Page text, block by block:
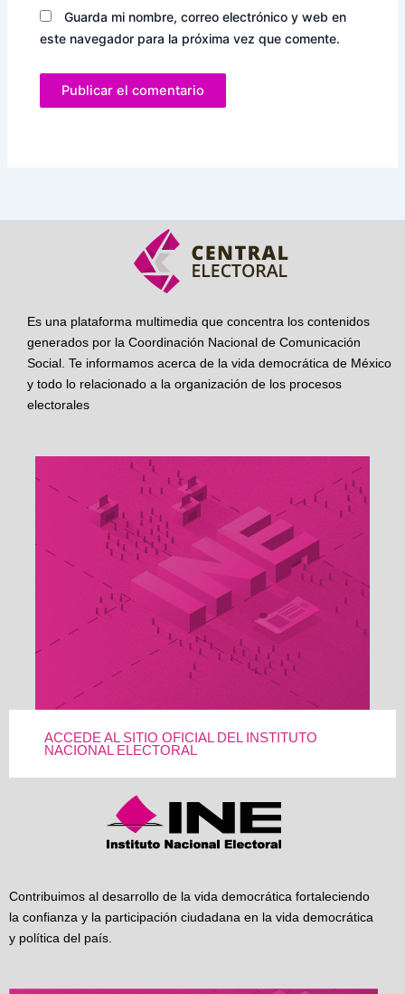
Guarda mi nombre, correo electrónico y web en
este navegador para la próxima vez que comente.
Es una plataforma multimedia que concentra los contenidos
generados por la Coordinación Nacional de Comunicación
Social. Te informamos acerca de la vida democrática de México
y todo lo relacionado a la organización de los procesos
electorales
ACCEDE AL SITIO OFICIAL DEL INSTITUTO
NACIONAL ELECTORAL
Contribuimos al desarrollo de la vida democrática fortaleciendo
la confianza y la participación ciudadana en la vida democrática
y política del país.